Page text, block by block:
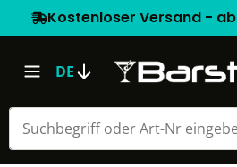
Kostenloser Versand -
DE